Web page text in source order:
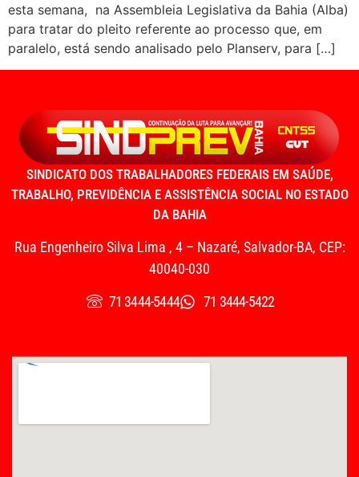
esta semana, na Assembleia Legislativa da Bahia (Alba)
para tratar do pleito referente ao processo que, em
paralelo, está sendo analisado pelo Planserv, para […]
SINDICATO DOS TRABALHADORES FEDERAIS EM SAÚDE,
TRABALHO, PREVIDÊNCIA E ASSISTÊNCIA SOCIAL NO ESTADO
DA BAHIA
Rua Engenheiro Silva Lima , 4 – Nazaré, Salvador-BA, CEP:
40040-030
71 3444-5444
71 3444-5422